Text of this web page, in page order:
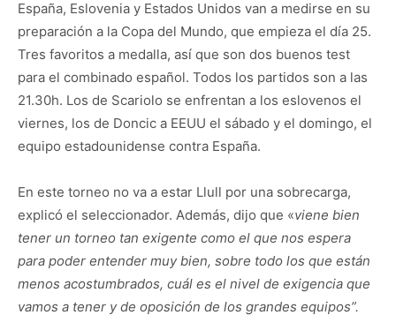
España, Eslovenia y Estados Unidos van a medirse en su
preparación a la Copa del Mundo, que empieza el día 25.
Tres favoritos a medalla, así que son dos buenos test
para el combinado español. Todos los partidos son a las
21.30h. Los de Scariolo se enfrentan a los eslovenos el
viernes, los de Doncic a EEUU el sábado y el domingo, el
equipo estadounidense contra España.
En este torneo no va a estar Llull por una sobrecarga,
explicó el seleccionador. Además, dijo que «viene bien
tener un torneo tan exigente como el que nos espera
para poder entender muy bien, sobre todo los que están
menos acostumbrados, cuál es el nivel de exigencia que
vamos a tener y de oposición de los grandes equipos”.